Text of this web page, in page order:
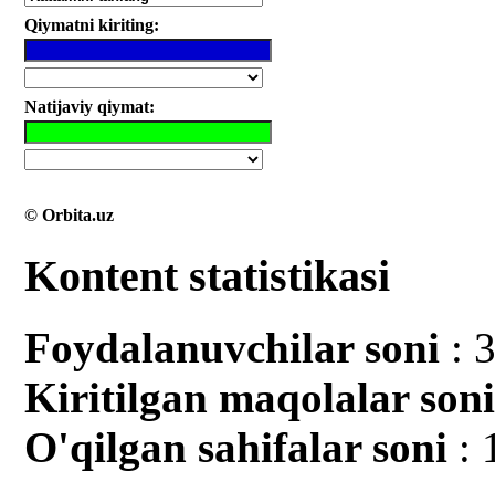
Qiymatni kiriting:
Natijaviy qiymat:
© Orbita.uz
Kontent statistikasi
Foydalanuvchilar soni :
Kiritilgan mаqolalar soni
O'qilgan sahifalar soni :